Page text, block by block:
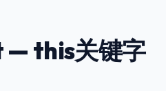
— this关键字